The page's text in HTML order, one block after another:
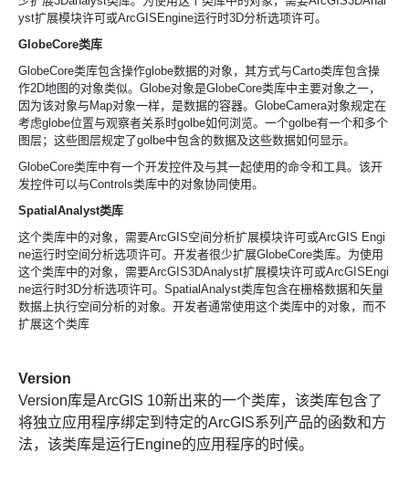
yst扩展模块许可或ArcGISEngine运行时3D分析选项许可。
GlobeCore类库
GlobeCore类库包含操作globe数据的对象，其方式与Carto类库包含操
作2D地图的对象类似。 Globe对象是GlobeCore类库中主要对象之一，
因为该对象与 Map对象一样，是数据的容器。 GlobeCamera对象规定在
考虑globe位置与观察者关系时golbe如何浏览。一个golbe有一个和多个
图层；这些图层规定了golbe中包含的数据及这些数据如何显示。
GlobeCore类库中有一个开发控件及与其一起使用的命令和工具。该开
发控件可以与Controls类库中的对象协同使用。
SpatialAnalyst类库
这个类库中的对象，需要ArcGIS空间分析扩展模块许可或ArcGIS Engi
ne运行时空间分析选项许可。开发者很少扩展GlobeCore类库。为使用
这个类库中的对象，需要ArcGIS3DAnalyst扩展模块许可或ArcGISEngi
ne运行时3D分析选项许可。 SpatialAnalyst类库包含在栅格数据和矢量
数据上执行空间分析的对象。开发者通常使用这个类库中的对象，而不
扩展这个类库
Version
Version库是ArcGIS 10新出来的一个类库，该类库包含了
将独立应用程序绑定到特定的ArcGIS系列产品的函数和方
法，该类库是运行Engine的应用程序的时候。